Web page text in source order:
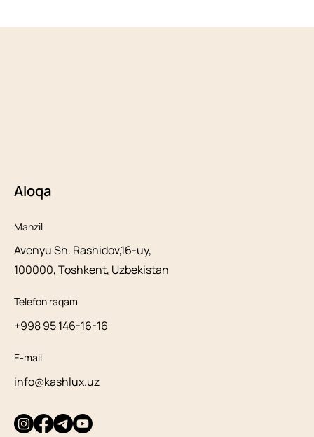
Aloqa
Manzil
Avenyu Sh. Rashidov,16-uy,
100000, Toshkent, Uzbekistan
Telefon raqam
+998 95 146-16-16
E-mail
info@kashlux.uz